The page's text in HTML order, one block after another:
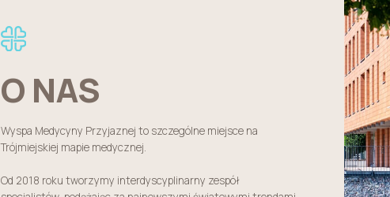
O NAS
Wyspa Medycyny Przyjaznej to szczególne miejsce na
Trójmiejskiej mapie medycznej.
Od 2018 roku tworzymy interdyscyplinarny zespół